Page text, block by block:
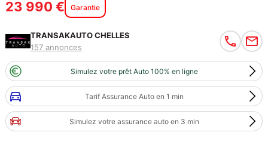
23 990 € Garantie
TRANSAKAUTO CHELLES
157 annonces
Simulez votre prêt Auto 100% en ligne
Tarif Assurance Auto en 1 min
Simulez votre assurance auto en 3 min